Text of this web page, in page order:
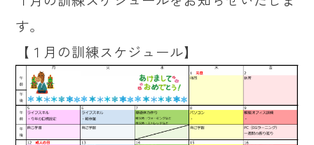
す。
【１月の訓練スケジュール】